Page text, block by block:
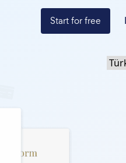
Start for free